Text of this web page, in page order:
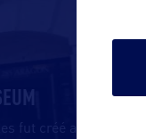
fut créé au